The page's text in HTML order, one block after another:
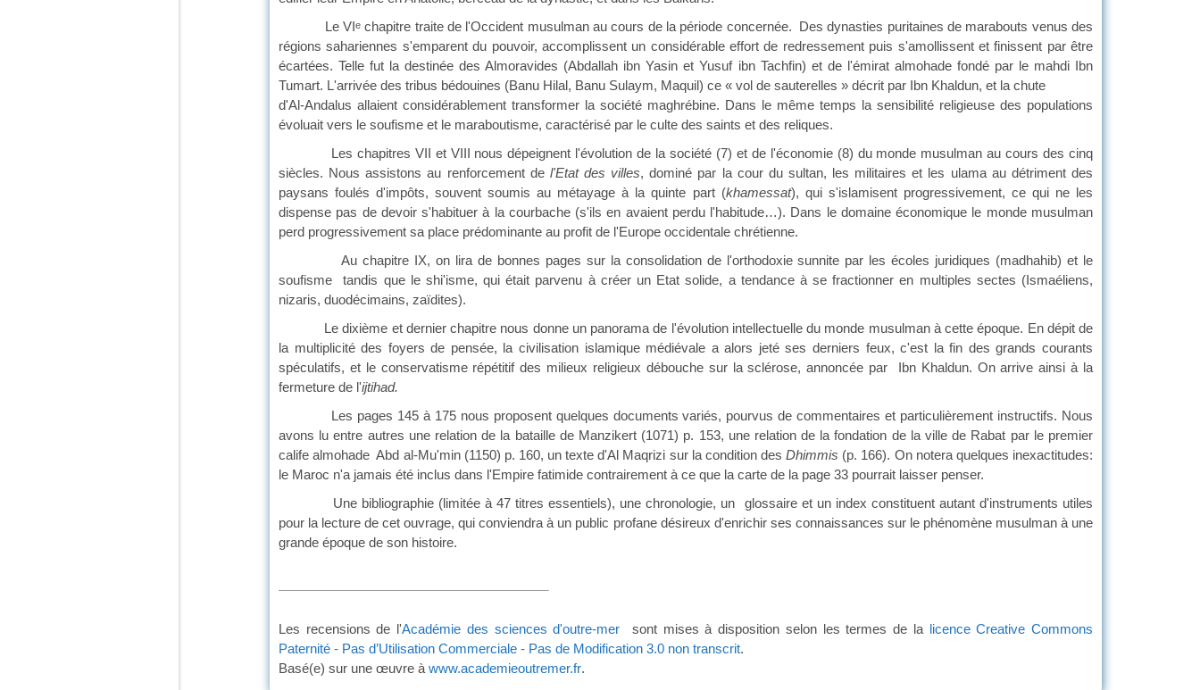
Le VIe chapitre traite de l'Occident musulman au cours de la période concernée. Des dynasties puritaines de marabouts venus des
régions sahariennes s'emparent du pouvoir, accomplissent un considérable effort de redressement puis s'amollissent et finissent par être
écartées. Telle fut la destinée des Almoravides (Abdallah ibn Yasin et Yusuf ibn Tachfin) et de l'émirat almohade fondé par le mahdi Ibn
Tumart. L'arrivée des tribus bédouines (Banu Hilal, Banu Sulaym, Maquil) ce « vol de sauterelles » décrit par Ibn Khaldun, et la chute
d'Al-Andalus allaient considérablement transformer la société maghrébine. Dans le même temps la sensibilité religieuse des populations
évoluait vers le soufisme et le maraboutisme, caractérisé par le culte des saints et des reliques.
Les chapitres VII et VIII nous dépeignent l'évolution de la société (7) et de l'économie (8) du monde musulman au cours des cinq
siècles. Nous assistons au renforcement de l'Etat des villes, dominé par la cour du sultan, les militaires et les ulama au détriment des
paysans foulés d'impôts, souvent soumis au métayage à la quinte part (khamessat), qui s'islamisent progressivement, ce qui ne les
dispense pas de devoir s'habituer à la courbache (s'ils en avaient perdu l'habitude…). Dans le domaine économique le monde musulman
perd progressivement sa place prédominante au profit de l'Europe occidentale chrétienne.
Au chapitre IX, on lira de bonnes pages sur la consolidation de l'orthodoxie sunnite par les écoles juridiques (madhahib) et le
soufisme tandis que le shi'isme, qui était parvenu à créer un Etat solide, a tendance à se fractionner en multiples sectes (Ismaéliens,
nizaris, duodécimains, zaïdites).
Le dixième et dernier chapitre nous donne un panorama de l'évolution intellectuelle du monde musulman à cette époque. En dépit de
la multiplicité des foyers de pensée, la civilisation islamique médiévale a alors jeté ses derniers feux, c'est la fin des grands courants
spéculatifs, et le conservatisme répétitif des milieux religieux débouche sur la sclérose, annoncée par Ibn Khaldun. On arrive ainsi à la
fermeture de l'ijtihad.
Les pages 145 à 175 nous proposent quelques documents variés, pourvus de commentaires et particulièrement instructifs. Nous
avons lu entre autres une relation de la bataille de Manzikert (1071) p. 153, une relation de la fondation de la ville de Rabat par le premier
calife almohade Abd al-Mu'min (1150) p. 160, un texte d'Al Maqrizi sur la condition desDhimmis (p. 166). On notera quelques inexactitudes:
le Maroc n'a jamais été inclus dans l'Empire fatimide contrairement à ce que la carte de la page 33 pourrait laisser penser.
Une bibliographie (limitée à 47 titres essentiels), une chronologie, un glossaire et un index constituent autant d'instruments utiles
pour la lecture de cet ouvrage, qui conviendra à un public profane désireux d'enrichir ses connaissances sur le phénomène musulman à une
grande époque de son histoire.
Les recensions de l'Académie des sciences d'outre-mer sont mises à disposition selon les termes de la licence Creative Commons
Paternité - Pas d’Utilisation Commerciale - Pas de Modification 3.0 non transcrit.
Basé(e) sur une œuvre à www.academieoutremer.fr.